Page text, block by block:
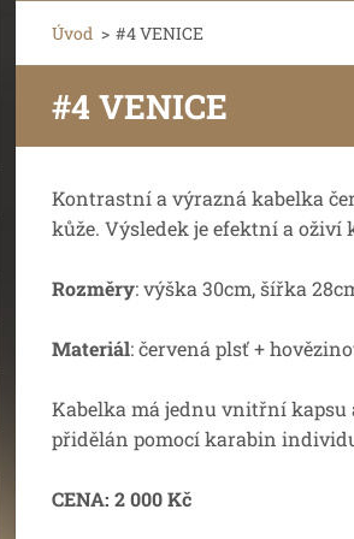
Úvod > #4 VENICE
#4 VENICE
Kontrastní a výrazná kabelka
kůže. Výsledek je efektní a oživí
Rozměry: výška 30cm, šířka
Materiál: červená plsť +
Kabelka má jednu vnitřní kapsu
přidělán pomocí karabin
CENA: 2 000 Kč